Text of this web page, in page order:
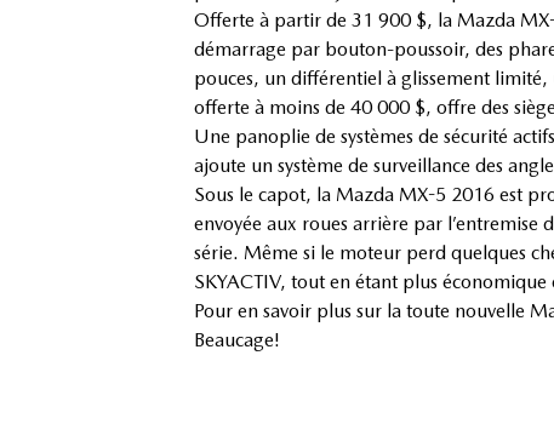
Offerte à partir de 31 900 $, la Mazda
démarrage par bouton-poussoir, des
pouces, un différentiel à glissement limité,
offerte à moins de 40 000 $, offre des
Une panoplie de systèmes de sécurité
ajoute un système de surveillance des
Sous le capot, la Mazda MX-5 2016 est
envoyée aux roues arrière par l’entremise
série. Même si le moteur perd quelques
SKYACTIV, tout en étant plus économique
Pour en savoir plus sur la toute nouvelle
Beaucage!